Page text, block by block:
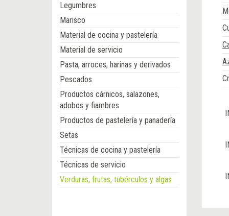
Legumbres
Marisco
Material de cocina y pastelería
Material de servicio
Pasta, arroces, harinas y derivados
Pescados
Productos cárnicos, salazones,
adobos y fiambres
Productos de pastelería y panadería
Setas
Técnicas de cocina y pastelería
Técnicas de servicio
Verduras, frutas, tubérculos y algas